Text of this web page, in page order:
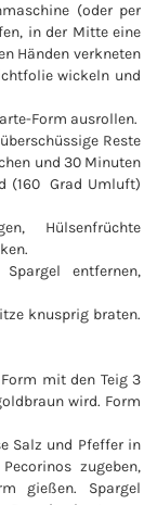
(oder per
in der Mitte eine
Händen verkneten
wickeln und
Form ausrollen.
Reste
und 30 Minuten
(160 Grad Umluft)
Hülsenfrüchte
entfernen,
knusprig braten.
mit den Teig 3
wird. Form
Salz und Pfeffer in
zugeben,
gießen. Spargel